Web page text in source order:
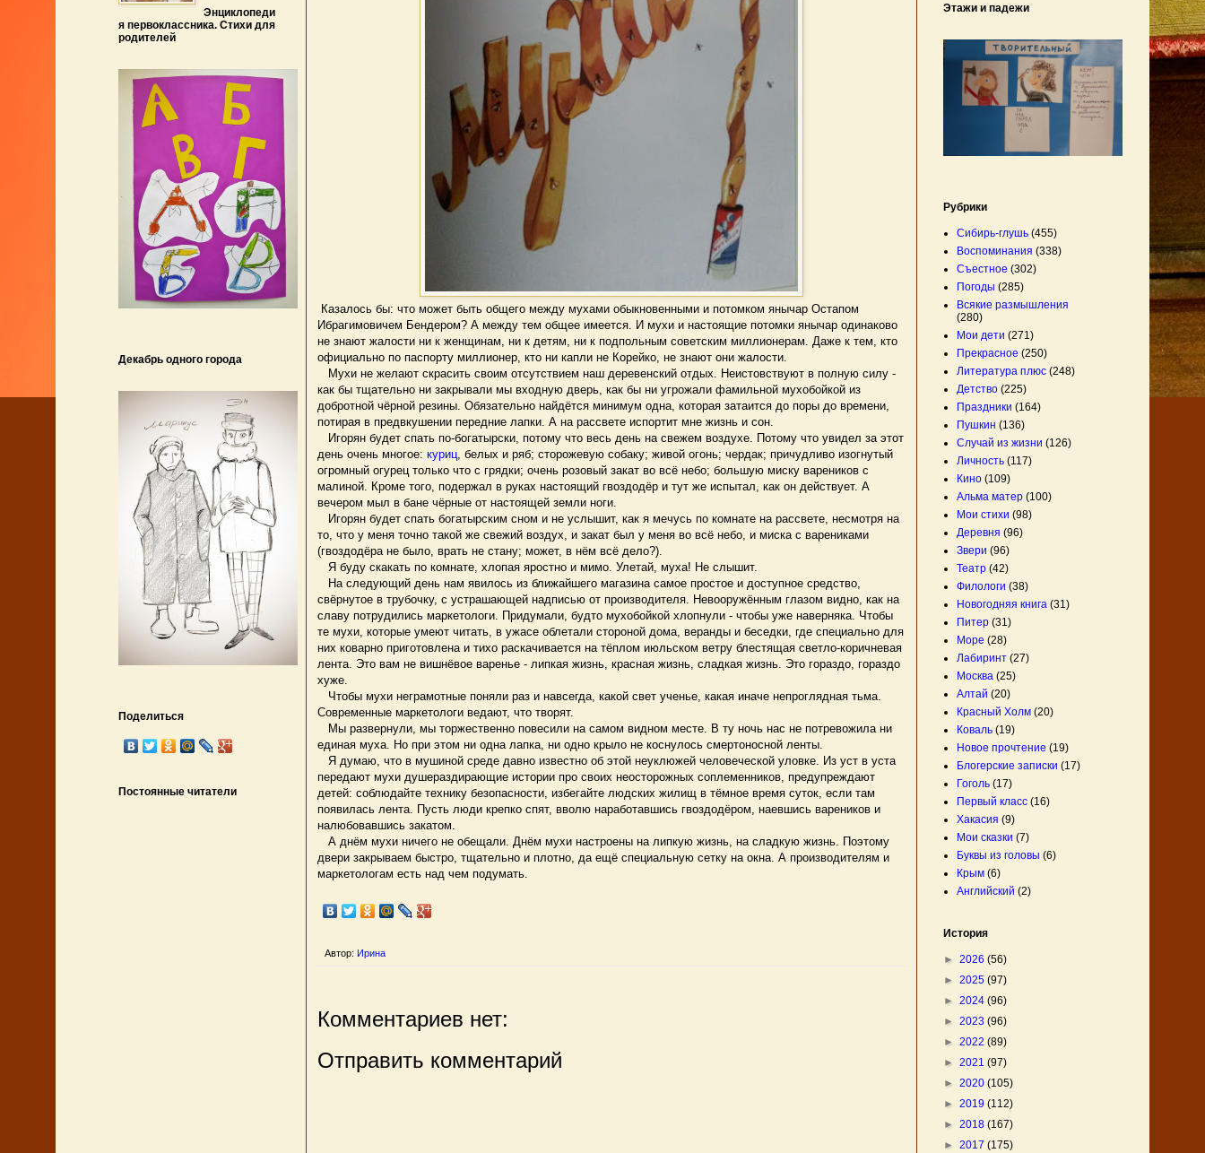
Казалось бы: что может быть общего между мухами обыкновенными и потомком янычар Остапом
Ибрагимовичем Бендером? А между тем общее имеется. И мухи и настоящие потомки янычар одинаково
не знают жалости ни к женщинам, ни к детям, ни к подпольным советским миллионерам. Даже к тем, кто
официально по паспорту миллионер, кто ни капли не Корейко, не знают они жалости.
Мухи не желают скрасить своим отсутствием наш деревенский отдых. Неистовствуют в полную силу -
как бы тщательно ни закрывали мы входную дверь, как бы ни угрожали фамильной мухобойкой из
добротной чёрной резины. Обязательно найдётся минимум одна, которая затаится до поры до времени,
потирая в предвкушении передние лапки. А на рассвете испортит мне жизнь и сон.
Игорян будет спать по-богатырски, потому что весь день на свежем воздухе. Потому что увидел за этот
день очень многое: куриц, белых и ряб; сторожевую собаку; живой огонь; чердак; причудливо изогнутый
огромный огурец только что с грядки; очень розовый закат во всё небо; большую миску вареников с
малиной. Кроме того, подержал в руках настоящий гвоздодёр и тут же испытал, как он действует. А
вечером мыл в бане чёрные от настоящей земли ноги.
Игорян будет спать богатырским сном и не услышит, как я мечусь по комнате на рассвете, несмотря на
то, что у меня точно такой же свежий воздух, и закат был у меня во всё небо, и миска с варениками
(гвоздодёра не было, врать не стану; может, в нём всё дело?).
Я буду скакать по комнате, хлопая яростно и мимо. Улетай, муха! Не слышит.
На следующий день нам явилось из ближайшего магазина самое простое и доступное средство,
свёрнутое в трубочку, с устрашающей надписью от производителя. Невооружённым глазом видно, как на
славу потрудились маркетологи. Придумали, будто мухобойкой хлопнули - чтобы уже наверняка. Чтобы
те мухи, которые умеют читать, в ужасе облетали стороной дома, веранды и беседки, где специально для
них коварно приготовлена и тихо раскачивается на тёплом июльском ветру блестящая светло-коричневая
лента. Это вам не вишнёвое варенье - липкая жизнь, красная жизнь, сладкая жизнь. Это гораздо, гораздо
хуже.
Чтобы мухи неграмотные поняли раз и навсегда, какой свет ученье, какая иначе непроглядная тьма.
Современные маркетологи ведают, что творят.
Мы развернули, мы торжественно повесили на самом видном месте. В ту ночь нас не потревожила ни
единая муха. Но при этом ни одна лапка, ни одно крыло не коснулось смертоносной ленты.
Я думаю, что в мушиной среде давно известно об этой неуклюжей человеческой уловке. Из уст в уста
передают мухи душераздирающие истории про своих неосторожных соплеменников, предупреждают
детей: соблюдайте технику безопасности, избегайте людских жилищ в тёмное время суток, если там
появилась лента. Пусть люди крепко спят, вволю наработавшись гвоздодёром, наевшись вареников и
налюбовавшись закатом.
А днём мухи ничего не обещали. Днём мухи настроены на липкую жизнь, на сладкую жизнь. Поэтому
двери закрываем быстро, тщательно и плотно, да ещё специальную сетку на окна. А производителям и
маркетологам есть над чем подумать.
Автор: Ирина
Комментариев нет:
Отправить комментарий
Энциклопеди
я первоклассника. Стихи для
родителей
Декабрь одного города
Поделиться
Постоянные читатели
Этажи и падежи
Рубрики
Сибирь-глушь (455)
Воспоминания (338)
Съестное (302)
Погоды (285)
Всякие размышления
(280)
Мои дети (271)
Прекрасное (250)
Литература плюс (248)
Детство (225)
Праздники (164)
Пушкин (136)
Случай из жизни (126)
Личность (117)
Кино (109)
Альма матер (100)
Мои стихи (98)
Деревня (96)
Звери (96)
Театр (42)
Филологи (38)
Новогодняя книга (31)
Питер (31)
Море (28)
Лабиринт (27)
Москва (25)
Алтай (20)
Красный Холм (20)
Коваль (19)
Новое прочтение (19)
Блогерские записки (17)
Гоголь (17)
Первый класс (16)
Хакасия (9)
Мои сказки (7)
Буквы из головы (6)
Крым (6)
Английский (2)
История
► 2026 (56)
► 2025 (97)
► 2024 (96)
► 2023 (96)
► 2022 (89)
► 2021 (97)
► 2020 (105)
► 2019 (112)
► 2018 (167)
► 2017 (175)